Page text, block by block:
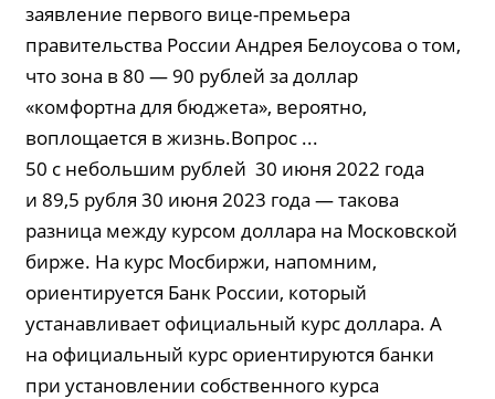
заявление первого вице-премьера
правительства России Андрея Белоусова о том,
что зона в 80 — 90 рублей за доллар
«комфортна для бюджета», вероятно,
воплощается в жизнь.Вопрос ...
50 с небольшим рублей 30 июня 2022 года
и 89,5 рубля 30 июня 2023 года — такова
разница между курсом доллара на Московской
бирже. На курс Мосбиржи, напомним,
ориентируется Банк России, который
устанавливает официальный курс доллара. А
на официальный курс ориентируются банки
при установлении собственного курса